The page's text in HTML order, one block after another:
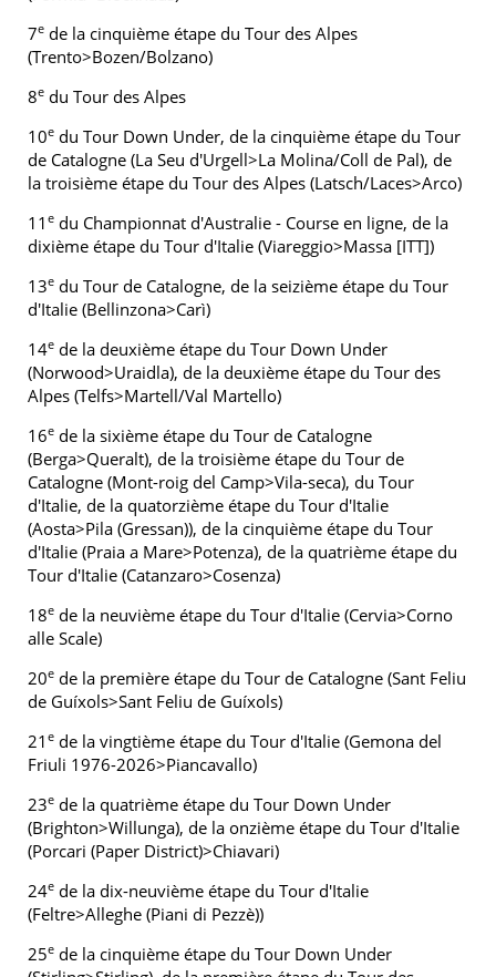
7e de la cinquième étape du Tour des Alpes
(Trento>Bozen/Bolzano)
8e du Tour des Alpes
10e du Tour Down Under, de la cinquième étape du Tour
de Catalogne (La Seu d'Urgell>La Molina/Coll de Pal), de
la troisième étape du Tour des Alpes (Latsch/Laces>Arco)
11 e du Championnat d'Australie - Course en ligne, de la
dixième étape du Tour d'Italie (Viareggio>Massa [ITT])
13e du Tour de Catalogne, de la seizième étape du Tour
d'Italie (Bellinzona>Carì)
14e de la deuxième étape du Tour Down Under
(Norwood>Uraidla), de la deuxième étape du Tour des
Alpes (Telfs>Martell/Val Martello)
16e de la sixième étape du Tour de Catalogne
(Berga>Queralt), de la troisième étape du Tour de
Catalogne (Mont-roig del Camp>Vila-seca), du Tour
d'Italie, de la quatorzième étape du Tour d'Italie
(Aosta>Pila (Gressan)), de la cinquième étape du Tour
d'Italie (Praia a Mare>Potenza), de la quatrième étape du
Tour d'Italie (Catanzaro>Cosenza)
18e de la neuvième étape du Tour d'Italie (Cervia>Corno
alle Scale)
20e de la première étape du Tour de Catalogne (Sant Feliu
de Guíxols>Sant Feliu de Guíxols)
21 e de la vingtième étape du Tour d'Italie (Gemona del
Friuli 1976-2026>Piancavallo)
23e de la quatrième étape du Tour Down Under
(Brighton>Willunga), de la onzième étape du Tour d'Italie
(Porcari (Paper District)>Chiavari)
24e de la dix-neuvième étape du Tour d'Italie
(Feltre>Alleghe (Piani di Pezzè))
25e de la cinquième étape du Tour Down Under